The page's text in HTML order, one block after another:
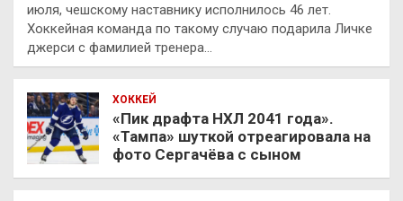
июля, чешскому наставнику исполнилось 46 лет.
Хоккейная команда по такому случаю подарила Личке
джерси с фамилией тренера…
ХОККЕЙ
«Пик драфта НХЛ 2041 года».
«Тампа» шуткой отреагировала на
фото Сергачёва с сыном